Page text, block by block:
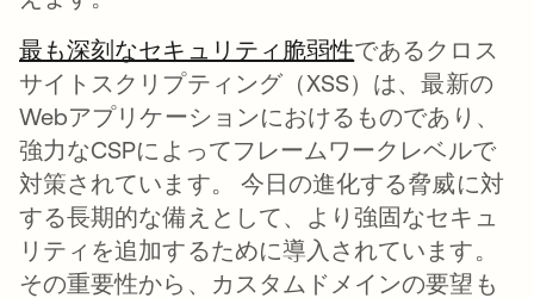
最も深刻なセキュリティ脆弱性であるクロス
サイトスクリプティング（XSS）は、最新の
Webアプリケーションにおけるものであり、
強力なCSPによってフレームワークレベルで
対策されています。 今日の進化する脅威に対
する長期的な備えとして、より強固なセキュ
リティを追加するために導入されています。
その重要性から、カスタムドメインの要望も